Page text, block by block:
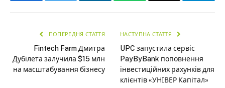
ПОПЕРЕДНЯ СТАТТЯ
Fintech Farm Дмитра
Дубілета залучила $15 млн
на масштабування бізнесу
НАСТУПНА СТАТТЯ
UPC запустила сервіс
PayByBank поповнення
інвестиційних рахунків для
клієнтів «УНІВЕР Капітал»